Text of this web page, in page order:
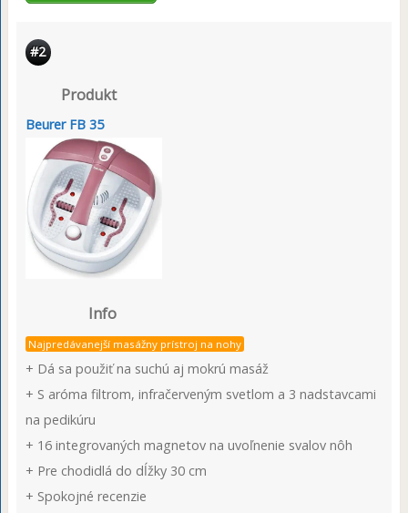
#2
Produkt
Beurer FB 35
Info
Najpredávanejší masážny prístroj na nohy
+ Dá sa použiť na suchú aj mokrú masáž
+ S aróma filtrom, infračerveným svetlom a 3 nadstavcami
na pedikúru
+ 16 integrovaných magnetov na uvoľnenie svalov nôh
+ Pre chodidlá do dĺžky 30 cm
+ Spokojné recenzie